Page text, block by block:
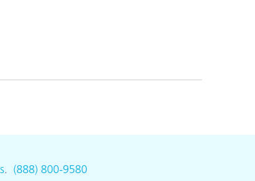
. (888) 800-9580